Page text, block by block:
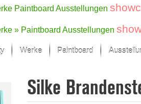
Paintboard Ausstellungen
» Paintboard Ausstellungen
Werke
Der letzte Monat im Fokus
Alle Fokus-Werke
Paintboard
Silke